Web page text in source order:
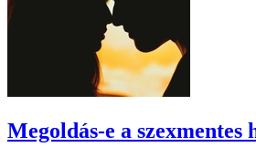
Megoldás-e a szexmentes